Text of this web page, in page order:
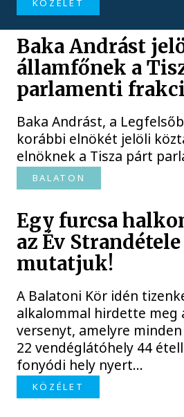
KÖZÉLET
Baka Andrást
államfőnek a
parlamenti
Baka Andrást, a
korábbi elnökét jelöli
elnöknek a Tisza párt
BALATON
Egy furcsa
az Év
mutatjuk!
A Balatoni Kör idén
alkalommal hirdette meg
versenyt, amelyre
22 vendéglátóhely 44
fonyódi hely nyert...
KÖZÉLET